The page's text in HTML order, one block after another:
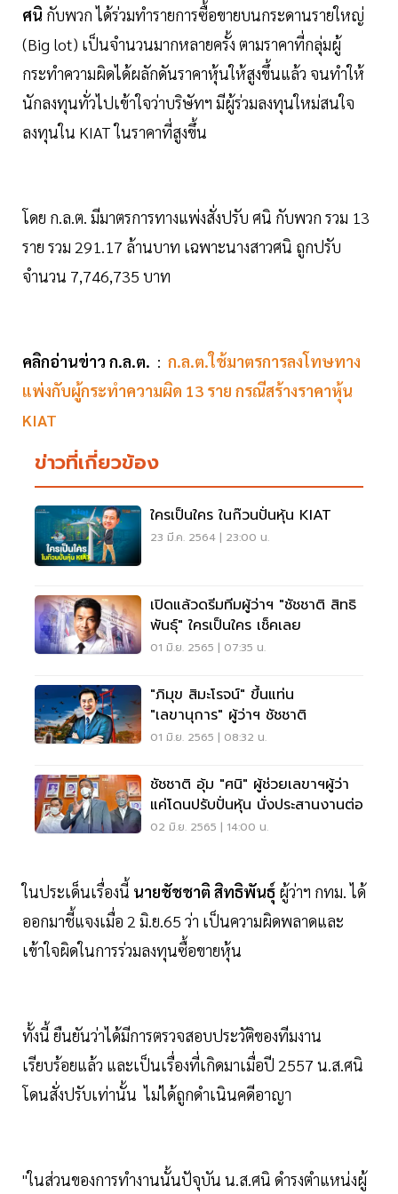
ศนิ กับพวก ได้ร่วมทำรายการซื้อขายบนกระดานรายใหญ่
(Big lot) เป็นจำนวนมากหลายครั้ง ตามราคาที่กลุ่มผู้
กระทำความผิดได้ผลักดันราคาหุ้นให้สูงขึ้นแล้ว จนทำให้
นักลงทุนทั่วไปเข้าใจว่าบริษัทฯ มีผู้ร่วมลงทุนใหม่สนใจ
ลงทุนใน KIAT ในราคาที่สูงขึ้น
โดย ก.ล.ต. มีมาตรการทางแพ่งสั่งปรับ ศนิ กับพวก รวม 13
ราย รวม 291.17 ล้านบาท เฉพาะนางสาวศนิ ถูกปรับ
จำนวน 7,746,735 บาท
คลิกอ่านข่าว ก.ล.ต. : ก.ล.ต.ใช้มาตรการลงโทษทาง
แพ่งกับผู้กระทำความผิด 13 ราย กรณีสร้างราคาหุ้น
KIAT
ข่าวที่เกี่ยวข้อง
ใครเป็นใคร ในก๊วนปั่นหุ้น KIAT
23 มี.ค. 2564 | 23:00 น.
เปิดแล้วดรีมทีมผู้ว่าฯ "ชัชชาติ สิทธิ
พันธ์ุ" ใครเป็นใคร เช็คเลย
01 มิ.ย. 2565 | 07:35 น.
"ภิมุข สิมะโรจน์" ขึ้นแท่น
"เลขานุการ" ผู้ว่าฯ ชัชชาติ
01 มิ.ย. 2565 | 08:32 น.
ชัชชาติ อุ้ม "ศนิ" ผู้ช่วยเลขาฯผู้ว่า
แค่โดนปรับปั่นหุ้น นั่งประสานงานต่อ
02 มิ.ย. 2565 | 14:00 น.
ในประเด็นเรื่องนี้ นายชัชชาติ สิทธิพันธุ์ ผู้ว่าฯ กทม. ได้
ออกมาชี้แจงเมื่อ 2 มิ.ย.65 ว่า เป็นความผิดพลาดและ
เข้าใจผิดในการร่วมลงทุนซื้อขายหุ้น
ทั้งนี้ ยืนยันว่าได้มีการตรวจสอบประวัติของทีมงาน
เรียบร้อยแล้ว และเป็นเรื่องที่เกิดมาเมื่อปี 2557 น.ส.ศนิ
โดนสั่งปรับเท่านั้น ไม่ได้ถูกดำเนินคดีอาญา
"ในส่วนของการทำงานนั้นปัจุบัน น.ส.ศนิ ดำรงตำแหน่งผู้